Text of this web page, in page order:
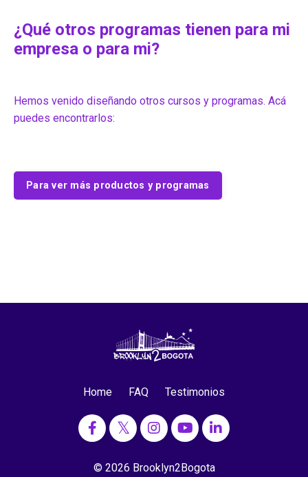
¿Qué otros programas tienen para mi
empresa o para mi?
Hemos venido diseñando otros cursos y programas. Acá
puedes encontrarlos:
Para ver más productos y programas
Home FAQ Testimonios
© 2026 Brooklyn2Bogota